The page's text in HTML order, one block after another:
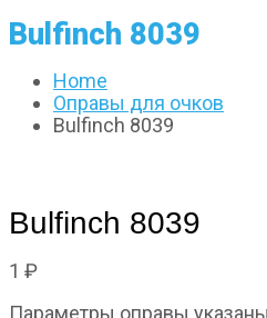
Bulfinch 8039
Home
Оправы для очков
Bulfinch 8039
Bulfinch 8039
1 ₽
Параметры оправы